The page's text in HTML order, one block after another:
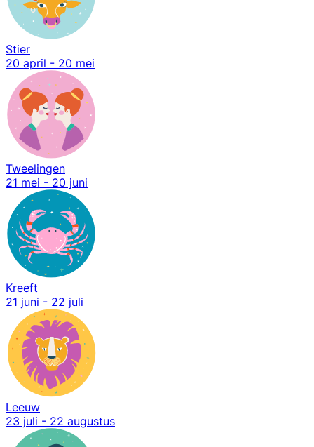
Stier
20 april - 20 mei
Tweelingen
21 mei - 20 juni
Kreeft
21 juni - 22 juli
Leeuw
23 juli - 22 augustus